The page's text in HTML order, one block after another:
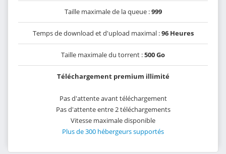
Taille maximale de la queue :999
Temps de download et d'upload maximal :96 Heures
Taille maximale du torrent :500 Go
Téléchargement premium illimité
Pas d'attente avant téléchargement
Pas d'attente entre 2 téléchargements
Vitesse maximale disponible
Plus de 300 hébergeurs supportés